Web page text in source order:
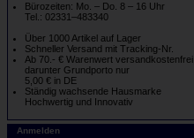
Bürozeiten: Mo. – Do. 8 – 16 Uhr
Tel.: 02331–483340
Über 1000 Artikel auf Lager
Schneller Versand mit Tracking-Nr.
Ab 70.- € Warenwert versandkostenfrei,
darunter Grundporto nur
5,00 € in DE
Ständig wachsende Hausmarke
Hochwertig und Innovativ
Anmelden